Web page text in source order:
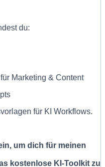
du:
Marketing & Content
für KI Workflows.
um dich für meinen
kostenlose KI-Toolkit zu